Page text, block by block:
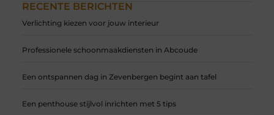
RECENTE BERICHTEN
Verlichting kiezen voor jouw interieur
Professionele schoonmaakdiensten in Abcoude
Een ontspannen dag in Zevenbergen begint aan tafel
Een penthouse stijlvol inrichten met 5 tips